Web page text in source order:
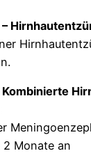
Monate an